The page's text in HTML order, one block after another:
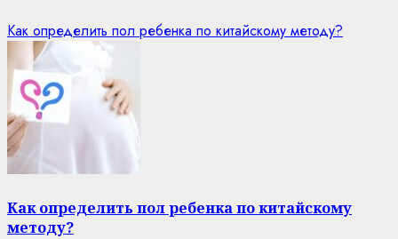
Как определить пол ребенка по китайскому методу?
Как определить пол ребенка по китайскому
методу?